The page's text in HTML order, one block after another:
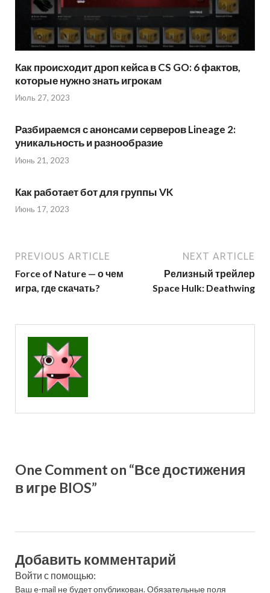
Как происходит дроп кейса в CS GO: 6 фактов,
которые нужно знать игрокам
Июль 27, 2023
Разбираемся с анонсами серверов Lineage 2:
уникальность и разнообразие
Июнь 21, 2023
Как работает бот для группы VK
Июнь 17, 2023
PREVIOUS ARTICLE
Force of Nature — о чем
игра, где скачать?
NEXT ARTICLE
Релизный трейлер
Space Hulk: Deathwing
One Comment on “Все достижения
в игре BIOS”
Добавить комментарий
Войти с помощью:
Ваш e-mail не будет опубликован.Обязательные поля